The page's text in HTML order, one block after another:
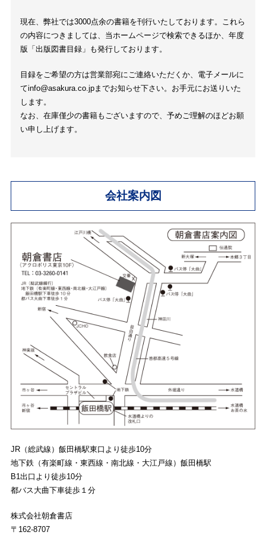
現在、弊社では3000点余の書籍を刊行いたしております。これら
の内容につきましては、当ホームページで検索できるほか、年度
版「出版図書目録」も発行しております。
目録をご希望の方は営業部宛にご連絡いただくか、電子メールに
てinfo@asakura.co.jpまでお知らせ下さい。お手元にお送りいた
します。
なお、在庫僅少の書籍もございますので、予めご理解のほどお願
い申し上げます。
会社案内図
JR（総武線）飯田橋駅東口より徒歩10分
地下鉄（有楽町線・東西線・南北線・大江戸線）飯田橋駅
B1出口より徒歩10分
都バス大曲下車徒歩１分
株式会社朝倉書店
〒162-8707